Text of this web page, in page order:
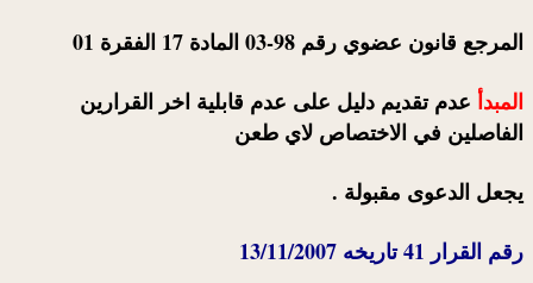
المرجع قانون عضوي رقم 98-03 المادة 17 الفقرة 01
المبدأ عدم تقديم دليل على عدم قابلية اخر القرارين
الفاصلين في الاختصاص لاي طعن
يجعل الدعوى مقبولة .
رقم القرار 41 تاريخه 13/11/2007